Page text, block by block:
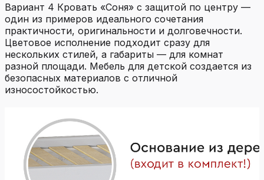
Вариант 4 Кровать «Соня» с защитой по центру —
один из примеров идеального сочетания
практичности, оригинальности и долговечности.
Цветовое исполнение подходит сразу для
нескольких стилей, а габариты — для комнат
разной площади. Мебель для детской создается из
безопасных материалов с отличной
износостойкостью.